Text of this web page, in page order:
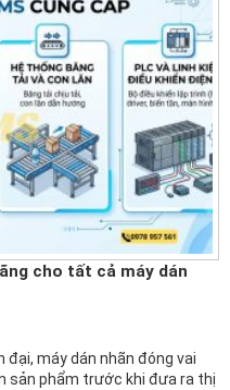
cho tất cả máy dán
máy dán nhãn đóng vai
sản phẩm trước khi đưa ra thị